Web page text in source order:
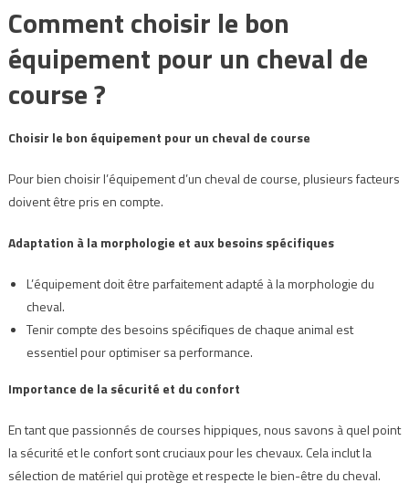
Comment choisir le bon
équipement pour un cheval de
course ?
Choisir le bon équipement pour un cheval de course
Pour bien choisir l’équipement d’un cheval de course, plusieurs facteurs
doivent être pris en compte.
Adaptation à la morphologie et aux besoins spécifiques
L’équipement doit être parfaitement adapté à la morphologie du
cheval.
Tenir compte des besoins spécifiques de chaque animal est
essentiel pour optimiser sa performance.
Importance de la sécurité et du confort
En tant que passionnés de courses hippiques, nous savons à quel point
la sécurité et le confort sont cruciaux pour les chevaux. Cela inclut la
sélection de matériel qui protège et respecte le bien-être du cheval.